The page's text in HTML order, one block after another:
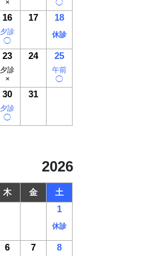
×
◯
16
夕診
◯
17 18
休診
23
夕診
×
24 25
午前
◯
30
夕診
◯
31
2026
木 金 土
1
休診
6 7 8